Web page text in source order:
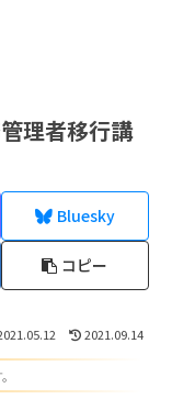
理者移行講
Bluesky
コピー
2021.09.14